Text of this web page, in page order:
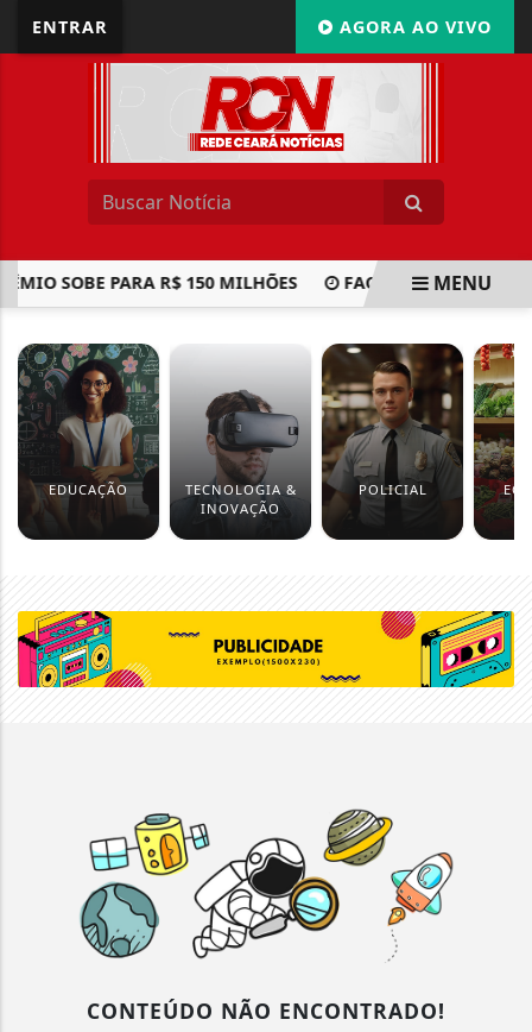
ENTRAR AGORA AO VIVO
SOBE PARA R$ 150 MILHÕES FACHIN: CRÍTICAS
MENU
EDUCAÇÃO
TECNOLOGIA &
INOVAÇÃO
POLICIAL
CONTEÚDO NÃO ENCONTRADO!